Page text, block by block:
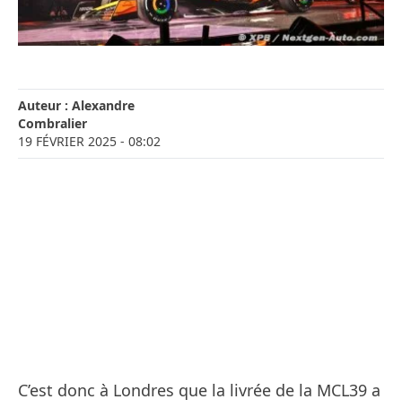
Auteur : Alexandre
Combralier
19 FÉVRIER 2025 - 08:02
C’est donc à Londres que la livrée de la MCL39 a